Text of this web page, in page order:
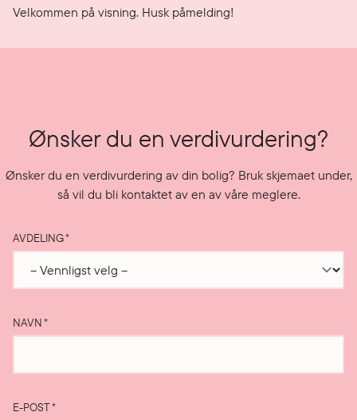
Velkommen på visning. Husk påmelding!
Ønsker du en verdivurdering?
Ønsker du en verdivurdering av din bolig? Bruk skjemaet under,
så vil du bli kontaktet av en av våre meglere.
AVDELING*
NAVN*
E-POST*